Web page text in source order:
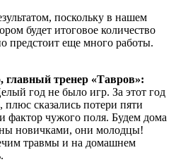
поскольку в нашем
будет итоговое количество
предстоит еще много работы.
тренер «Тавров»:
год не было игр. За этот год
сказались потери пяти
фактор чужого поля. Будем дома
новичками, они молодцы!
травмы и на домашнем